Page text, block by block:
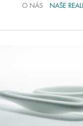
O NÁS NAŠE